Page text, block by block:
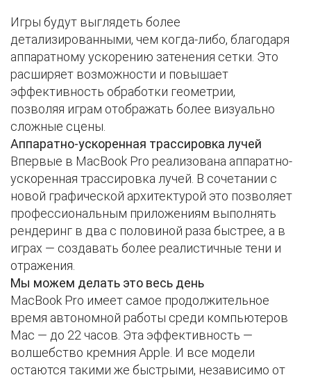
Игры будут выглядеть более
детализированными, чем когда-либо, благодаря
аппаратному ускорению затенения сетки. Это
расширяет возможности и повышает
эффективность обработки геометрии,
позволяя играм отображать более визуально
сложные сцены
Аппаратно-ускоренная трассировка лучей
Впервые в MacBook Pro реализована аппаратно-
ускоренная трассировка лучей. В сочетании с
новой графической архитектурой это позволяет
профессиональным приложениям выполнять
рендеринг в два с половиной раза быстрее, а в
играх — создавать более реалистичные тени и
отражения
Мы можем делать это весь день
MacBook Pro имеет самое продолжительное
время автономной работы среди компьютеров
Mac — до 22 часов. Эта эффективность —
волшебство кремния Apple. И все модели
остаются такими же быстрыми, независимо от